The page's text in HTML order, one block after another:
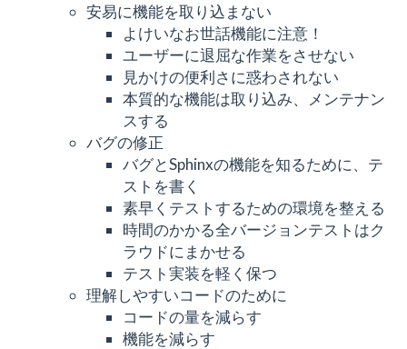
安易に機能を取り込まない
よけいなお世話機能に注意！
ユーザーに退屈な作業をさせない
見かけの便利さに惑わされない
本質的な機能は取り込み、メンテナン
スする
バグの修正
バグとSphinxの機能を知るために、テ
ストを書く
素早くテストするための環境を整える
時間のかかる全バージョンテストはク
ラウドにまかせる
テスト実装を軽く保つ
理解しやすいコードのために
コードの量を減らす
機能を減らす